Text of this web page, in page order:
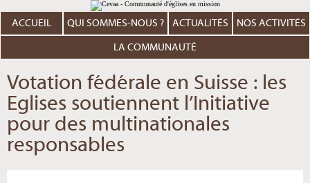
au
contenu.
Aller
personnels
ACCUEIL QUI SOMMES-NOUS ? ACTUALITÉS NOS ACTIVITÉS
LA COMMUNAUTÉ
Votation fédérale en Suisse : les
Eglises soutiennent l’Initiative
pour des multinationales
responsables